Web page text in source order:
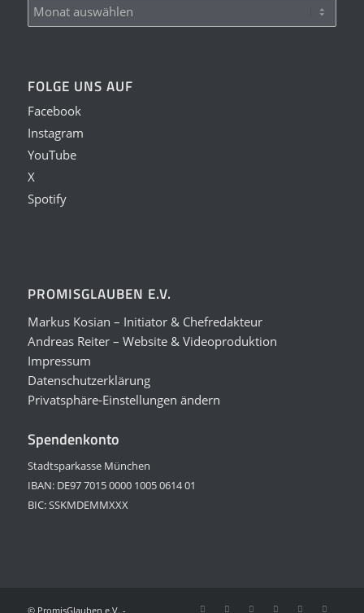
FOLGE UNS AUF
Facebook
Instagram
YouTube
X
Spotify
PROMISGLAUBEN E.V.
Markus Kosian – Initiator & Chefredakteur
Andreas Reiter – Website & Videoproduktion
Impressum
Datenschutzerklärung
Privatsphäre-Einstellungen ändern
Spendenkonto
Stadtsparkasse München
IBAN: DE97 7015 0000 1005 0614 01
BIC: SSKMDEMMXXX
© PromisGlauben e.V. -